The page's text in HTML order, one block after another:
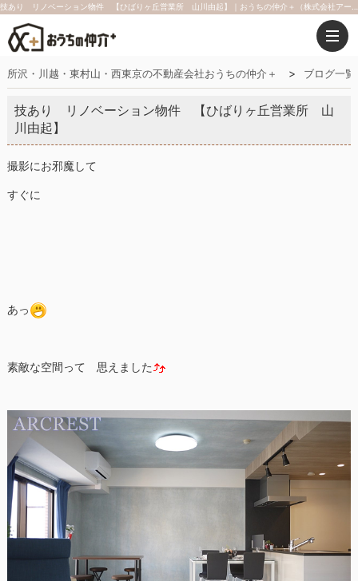
所沢・川越・東村山・西東京の不動産会社おうちの仲介＋ ブログ一覧
技あり リノベーション物件 【ひばりヶ丘営業所 山
川由起】
撮影にお邪魔して
すぐに
あっ
素敵な空間って 思えました